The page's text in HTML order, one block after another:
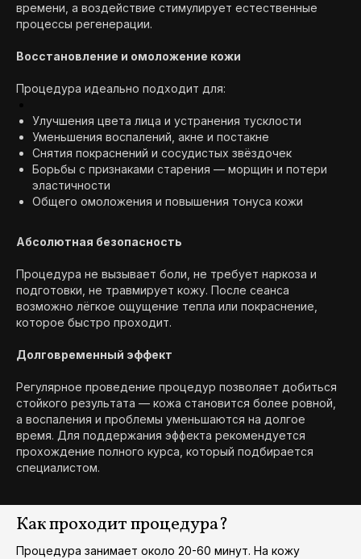
времени, а воздействие стимулирует естественные
процессы регенерации.
Восстановление и омоложение кожи
Процедура идеально подходит для:
Улучшения цвета лица и устранения тусклости
Уменьшения воспалений, акне и постакне
Снятия покраснений и сосудистых звёздочек
Борьбы с признаками старения — морщин и потери
эластичности
Общего омоложения и повышения тонуса кожи
Абсолютная безопасность
Процедура не вызывает боли, не требует наркоза и
подготовки, не травмирует кожу. После сеанса
возможно лёгкое ощущение тепла или покраснение,
которое быстро проходит.
Долговременный эффект
Регулярное проведение процедур позволяет добиться
стойкого результата — кожа становится более ровной,
а воспаления и проблемы уменьшаются на долгое
время. Для поддержания эффекта рекомендуется
прохождение полного курса, который подбирается
специалистом.
Как проходит процедура?
Процедура занимает около 20-60 минут. На кожу